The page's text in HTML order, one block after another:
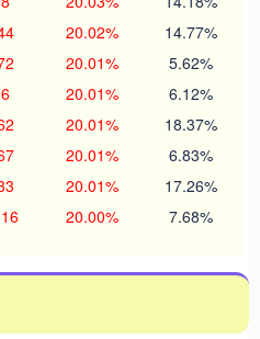
20.02% 14.77%
20.01% 5.62%
20.01% 6.12%
20.01% 18.37%
20.01% 6.83%
20.01% 17.26%
20.00% 7.68%